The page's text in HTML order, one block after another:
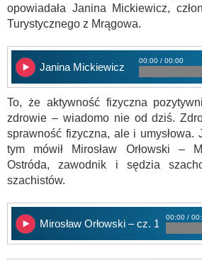
opowiadała Janina Mickiewicz,
Turystycznego z Mrągowa.
Janina Mickiewicz
00:00 / 00:00
To, że aktywność fizyczna
zdrowie – wiadomo nie od dziś.
sprawność fizyczna, ale i umysłowa.
tym mówił Mirosław Orłowski –
Ostróda, zawodnik i sędzia
szachistów.
Mirosław Orłowski – cz. 1
00:00 /